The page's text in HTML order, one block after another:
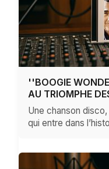
''BOOGIE
AU TRIOMPHE
Une chanson
qui entre dans